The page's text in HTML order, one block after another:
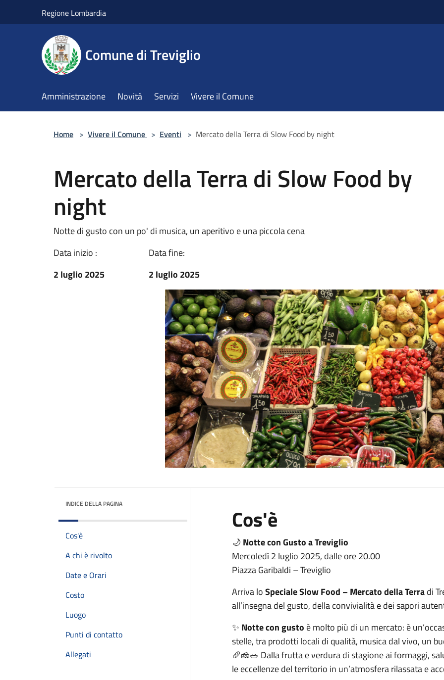
Regione Lombardia
Comune di Treviglio
Amministrazione Novità Servizi Vivere il Comune
Home > Vivere il Comune > Eventi > Mercato della Terra di Slow Food by night
Mercato della Terra di Slow Food by
night
Notte di gusto con un po' di musica, un aperitivo e una piccola cena
Data inizio :
2 luglio 2025
Data fine:
2 luglio 2025
INDICE DELLA PAGINA
Cos'è
A chi è rivolto
Date e Orari
Costo
Luogo
Punti di contatto
Allegati
Cos'è
🌙 Notte con Gusto a Treviglio
Mercoledì 2 luglio 2025, dalle ore 20.00
Piazza Garibaldi – Treviglio
Arriva loSpeciale Slow Food – Mercato della Terradi
all’insegna del gusto, della convivialità e dei sapori
✨ Notte con gusto è molto più di un mercato: è
stelle, tra prodotti locali di qualità, musica dal vivo, un
🥖🧀🥗 Dalla frutta e verdura di stagione ai formaggi,
le eccellenze del territorio in un’atmosfera rilassata e